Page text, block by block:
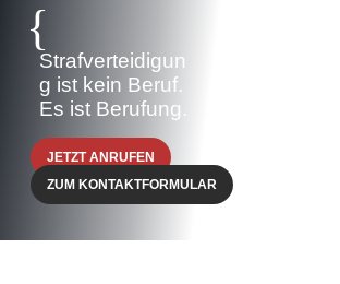
{
Strafverteidigun
g ist kein Beruf.
Es ist Berufung.
JETZT ANRUFEN
ZUM KONTAKTFORMULAR